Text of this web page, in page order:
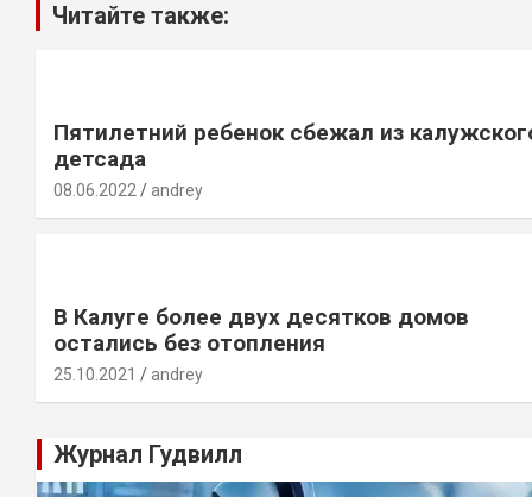
Читайте также:
Пятилетний ребенок сбежал из
детсада
08.06.2022 andrey
В Калуге более двух десятков домов
остались без отопления
25.10.2021 andrey
Журнал Гудвилл